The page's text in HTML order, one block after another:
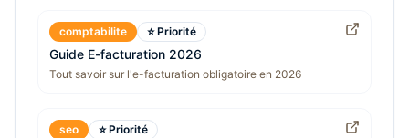
comptabilite ⭐ Priorité
Guide E-facturation 2026
Tout savoir sur l'e-facturation obligatoire en 2026
seo ⭐ Priorité